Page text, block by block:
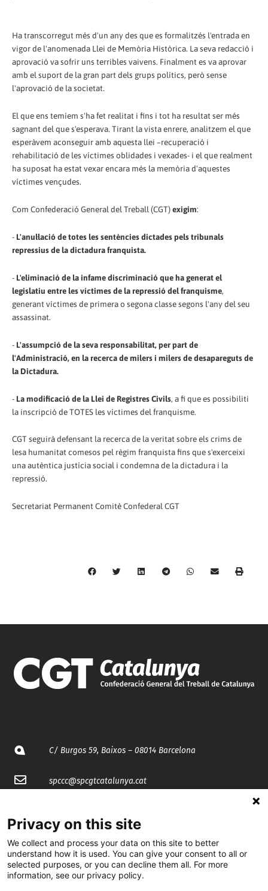
Ha transcorregut més d'un any des que es formalitzés l'entrada en
vigor de l'anomenada Llei de Memòria Històrica. La seva redacció i
aprovació va sofrir uns terribles vaivens. Finalment es va aprovar
amb el suport de la gran part dels grups polítics, però sense
l'aprovació de la societat.
El que ens temíem s'ha fet realitat i fins i tot ha resultat ser més
sagnant del que s'esperava. Tirant la vista enrere, analitzem el que
esperàvem aconseguir amb aquesta llei –recuperació i
rehabilitació de les víctimes oblidades i vexades- i el que realment
ha suposat ha estat vexar encara més la memòria d'aquestes
víctimes vençudes.
Com Confederació General del Treball (CGT)exigim:
- L'anul·lació de totes les sentències dictades pels tribunals
repressius de la dictadura franquista.
- L'eliminació de la infame discriminació que ha generat el
legislatiu entre les víctimes de la repressió del franquisme,
generant víctimes de primera o segona classe segons l'any del seu
assassinat.
- L'assumpció de la seva responsabilitat, per part de
l'Administració, en la recerca de milers i milers de desapareguts de
la Dictadura.
- La modificació de la Llei de Registres Civils, a fi que es possibiliti
la inscripció de TOTES les víctimes del franquisme.
CGT seguirà defensant la recerca de la veritat sobre els crims de
lesa humanitat comesos pel règim franquista fins que s'exerceixi
una autèntica justícia social i condemna de la dictadura i la
repressió.
Secretariat Permanent Comitè Confederal CGT
C/ Burgos 59, Baixos – 08014 Barcelona
spccc@spcgtcatalunya.cat
@CGTCatalunya
cgtcatalunya
Privacy on this site
We collect and process your data on this site to better
understand how it is used. You can give your consent to all or
selected purposes, or you can decline them all. For more
information, see our privacy policy.